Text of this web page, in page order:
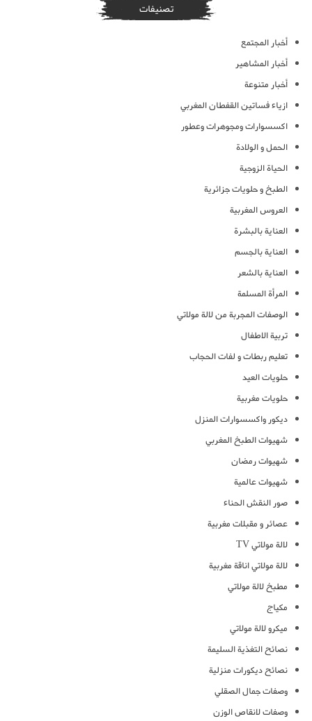
تصنيفات
أخبار المجتمع
أخبار المشاهير
أخبار متنوعة
ازياء فساتين القفطان المغربي
اكسسوارات ومجوهرات وعطور
الحمل و الولادة
الحياة الزوجية
الطبخ و حلويات جزائرية
العروس المغربية
العناية بالبشرة
العناية بالجسم
العناية بالشعر
المرأة المسلمة
الوصفات المجربة من لالة مولاتي
تربية الاطفال
تعليم ربطات و لفات الحجاب
حلويات العيد
حلويات مغربية
ديكور واكسسوارات المنزل
شهيوات الطبخ المغربي
شهيوات رمضان
شهيوات عالمية
صور النقش الحناء
عصائر و مقبلات مغربية
لالة مولاتي TV
لالة مولاتي اناقة مغربية
مطبخ لالة مولاتي
مكياج
ميكرو لالة مولاتي
نصائح التغذية السليمة
نصائح ديكورات منزلية
وصفات جمال الصقلي
وصفات لانقاص الوزن